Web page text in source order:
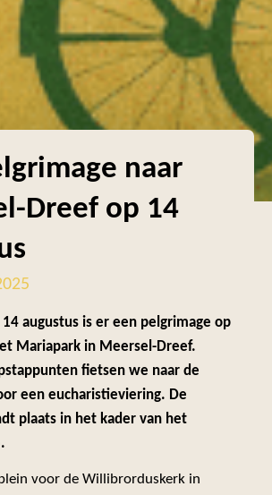
naar
Dreef op 14
augustus is er een pelgrimage op
Mariapark in Meersel-Dreef.
fietsen we naar de
een eucharistieviering. De
plaats in het kader van het
voor de Willibrorduskerk in